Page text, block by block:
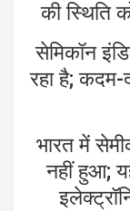
की स्थिति
सेमिकॉन
रहा है;
भारत में
नहीं हुआ;